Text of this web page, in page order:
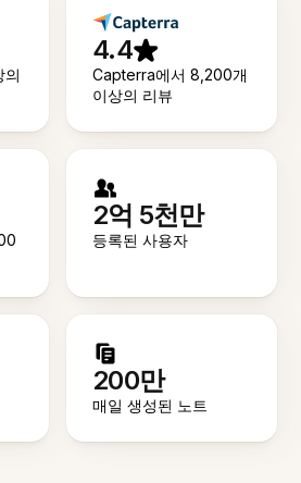
의
4.4
Capterra에서 8,200개
이상의 리뷰
2억 5천만
등록된 사용자
200만
매일 생성된 노트